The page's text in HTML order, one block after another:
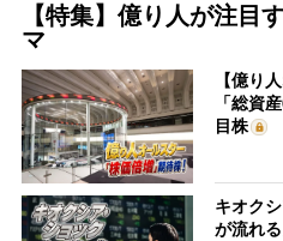
【特集】億り人が注目
マ
【億り
「総資
目株
キオク
が流れ